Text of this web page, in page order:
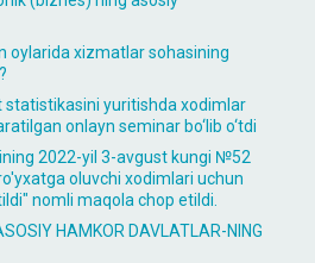
oylarida xizmatlar sohasining
statistikasini yuritishda xodimlar
onlayn seminar bo‘lib o‘tdi
2022-yil 3-avgust kungi №52
oluvchi xodimlari uchun
nomli maqola chop etildi.
HAMKOR DAVLATLAR-NING